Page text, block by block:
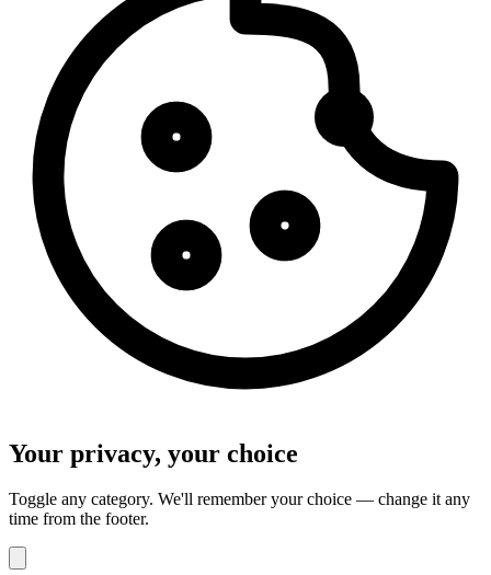
Your privacy, your choice
Toggle any category. We'll remember your choice — change it any
time from the footer.